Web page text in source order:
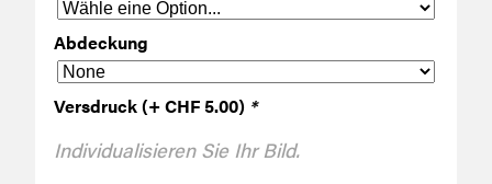
Abdeckung
Versdruck (+ CHF 5.00) *
Individualisieren Sie Ihr Bild.